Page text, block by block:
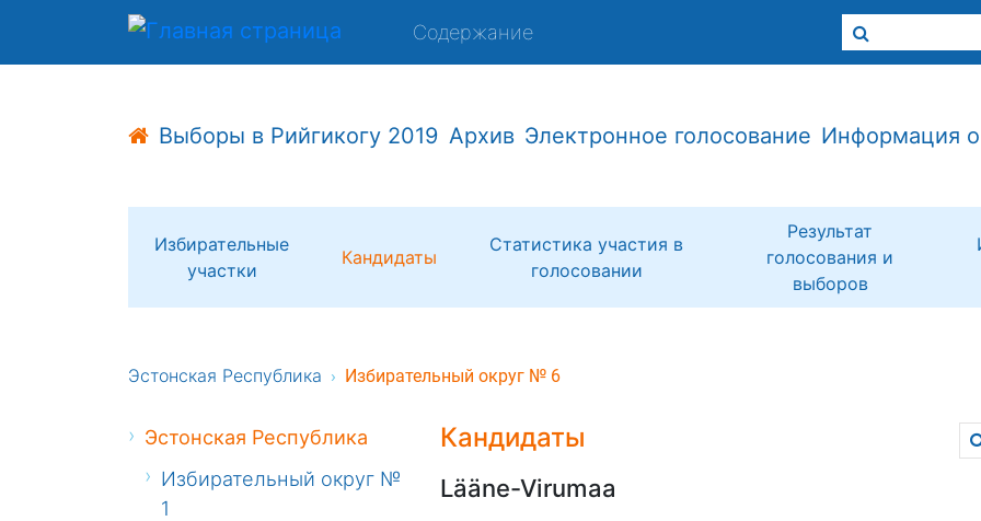
Содержание
Выборы в Рийгикогу 2019 Архив Электронное голосование Информация
Избирательные
участки
Кандидаты
Статистика участия в
голосовании
Результат
голосования и
выборов
Эстонская Республика Избирательный округ № 6
Эстонская Республика
Избирательный округ №
1
Кандидаты
Lääne-Virumaa